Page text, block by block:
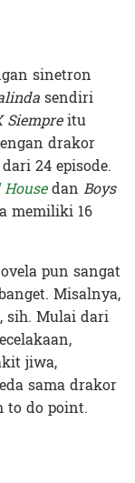
sinetron
sendiri
itu
drakor
24 episode.
dan Boys
memiliki 16
pun sangat
Misalnya,
sih. Mulai dari
jiwa,
sama drakor
do point.